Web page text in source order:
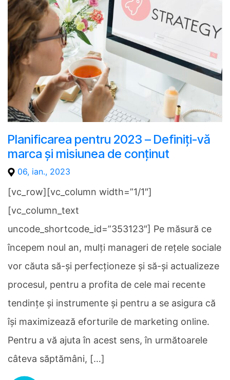
Planificarea pentru 2023 – Definiți-vă
marca și misiunea de conținut
06, ian., 2023
[vc_row][vc_column width=”1/1″]
[vc_column_text
uncode_shortcode_id=”353123″] Pe măsură ce
începem noul an, mulți manageri de rețele sociale
vor căuta să-și perfecționeze și să-și actualizeze
procesul, pentru a profita de cele mai recente
tendințe și instrumente și pentru a se asigura că
își maximizează eforturile de marketing online.
Pentru a vă ajuta în acest sens, în următoarele
câteva săptămâni, […]